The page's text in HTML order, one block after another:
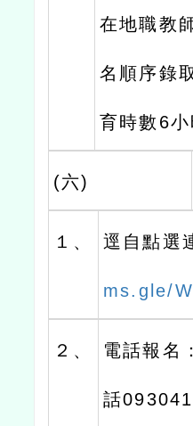
在地職教
名順序錄
育時數6小
(六)
１、 逕自點選
ms.gle/
２、 電話報名
話